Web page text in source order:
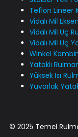
Teflon Lineer
Vidalı Mil
Vidalı Mil Uç
Vidalı Mil Uç
Winkel
Yataklı
Yüksek Isı
Yuvarlak
© 2025 Temel